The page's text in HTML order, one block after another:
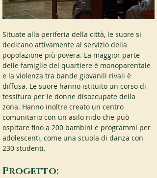
Situate alla periferia della città, le suore si
dedicano attivamente al servizio della
popolazione più povera. La maggior parte
delle famiglie del quartiere è monoparentale
e la violenza tra bande giovanili rivali è
diffusa. Le suore hanno istituito un corso di
tessitura per le donne disoccupate della
zona. Hanno inoltre creato un centro
comunitario con un asilo nido che può
ospitare fino a 200 bambini e programmi per
adolescenti, come una scuola di danza con
230 studenti.
Progetto: